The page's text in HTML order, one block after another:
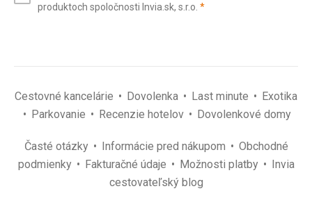
(povinné)
produktoch spoločnosti Invia.sk, s.r.o. *(povinné)
Cestovné kancelárie Dovolenka Last minute
Exotika
Parkovanie
Recenzie hotelov Dovolenkové domy
Časté otázky Informácie pred nákupom
Obchodné
podmienky
Fakturačné údaje Možnosti platby
Invia
cestovateľský blog